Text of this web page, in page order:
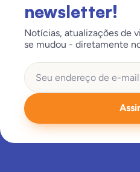
newsletter!
Notícias, atualizações de
se mudou - diretamente